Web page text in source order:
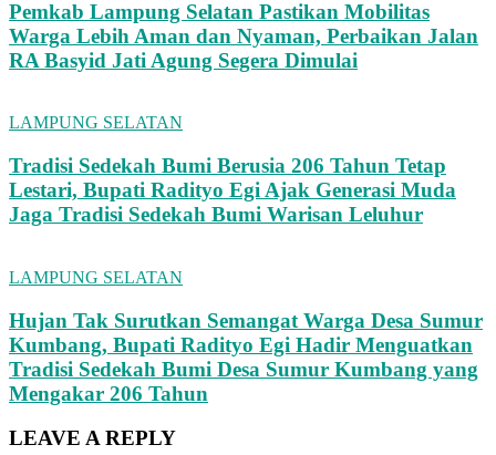
Pemkab Lampung Selatan Pastikan Mobilitas
Warga Lebih Aman dan Nyaman, Perbaikan Jalan
RA Basyid Jati Agung Segera Dimulai
LAMPUNG SELATAN
Tradisi Sedekah Bumi Berusia 206 Tahun Tetap
Lestari, Bupati Radityo Egi Ajak Generasi Muda
Jaga Tradisi Sedekah Bumi Warisan Leluhur
LAMPUNG SELATAN
Hujan Tak Surutkan Semangat Warga Desa Sumur
Kumbang, Bupati Radityo Egi Hadir Menguatkan
Tradisi Sedekah Bumi Desa Sumur Kumbang yang
Mengakar 206 Tahun
LEAVE A REPLY